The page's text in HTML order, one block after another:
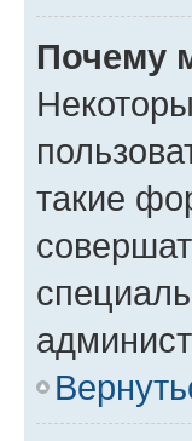
Почему
такие